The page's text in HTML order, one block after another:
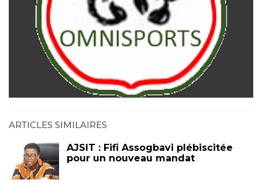
ARTICLES SIMILAIRES
AJSIT : Fifi Assogbavi plébiscitée
pour un nouveau mandat